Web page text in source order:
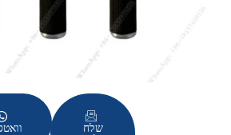
שלח
וואטסאפ